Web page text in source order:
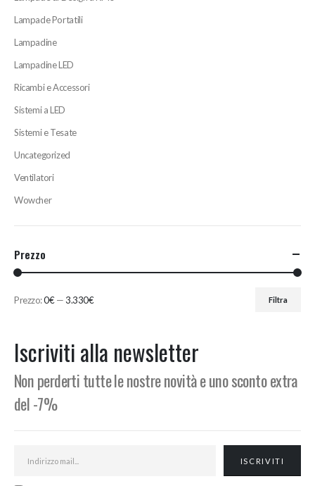
Lampade Portatili
Lampadine
Lampadine LED
Ricambi e Accessori
Sistemi a LED
Sistemi e Tesate
Uncategorized
Ventilatori
Wowcher
Prezzo
Filtra
Prezzo:0€—3.330€
Iscriviti alla newsletter
Non perderti tutte le nostre novità e uno sconto extra
del -7%